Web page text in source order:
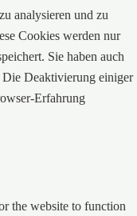
analysieren und zu
Cookies werden nur
Sie haben auch
Deaktivierung einiger
Erfahrung
the website to function